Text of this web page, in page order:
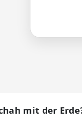
mit der